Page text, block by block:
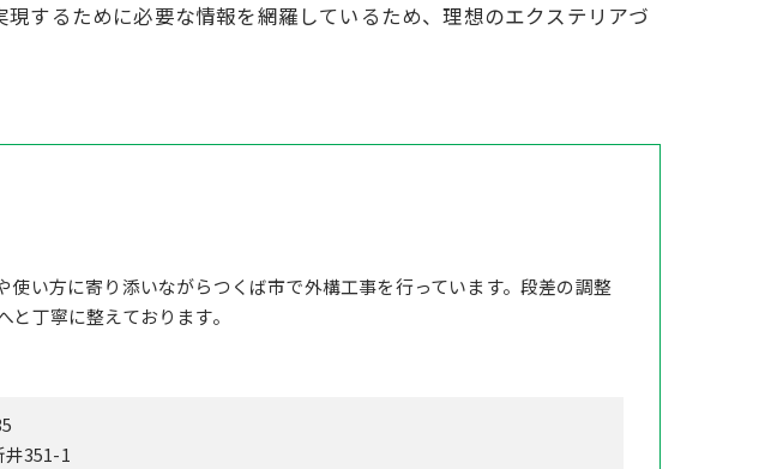
するために必要な情報を網羅しているため、理想のエクステリアづ
い方に寄り添いながらつくば市で外構工事を行っています。段差の調整
丁寧に整えております。
351-1